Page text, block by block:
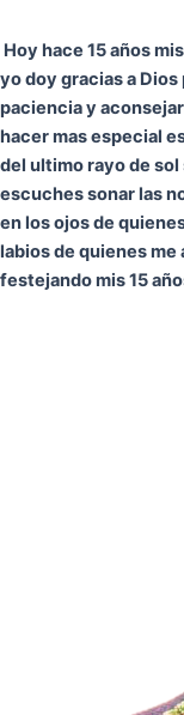
Hoy hace 15 años
yo doy gracias a
paciencia y
hacer mas especial
del ultimo rayo de
escuches sonar las
en los ojos de
labios de quienes
festejando mis 15